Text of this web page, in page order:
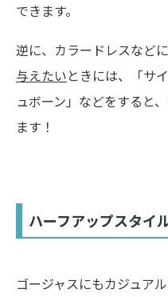
できます。
逆に、カラードレスなどに
与えたいときには、「サ
ュボーン」などをすると
ます！
ハーフアップスタイ
ゴージャスにもカジュア